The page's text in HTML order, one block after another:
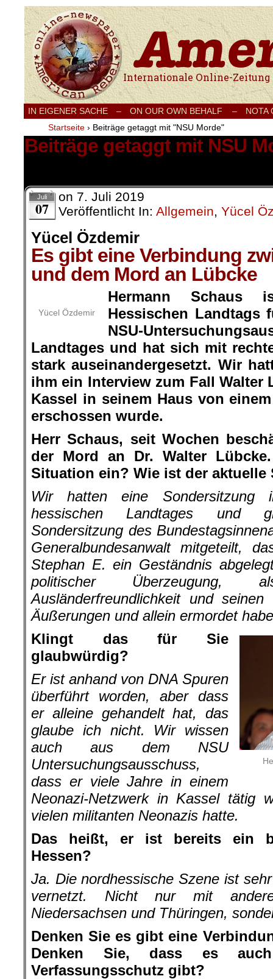
Internationale Onlinezeitung für Frieden,
IN EIGENER SACHE – ON OUR OWN BEHALF –
NOTA
Startseite › Beiträge getaggt mit "NSU Morde"
Beiträge getaggt mit NSU
Juli
07
on 7. Juli 2019
Veröffentlicht In: Allgemein, Yücel
Yücel Özdemir
Es gibt eine Verbindung
und dem Mord an Lübcke
Yücel Özdemir
Hermann Schaus
Hessischen Landtags
NSU-
Landtages und hat sich mit
stark auseinandergesetzt. Wir
ihm ein Interview zum Fall Walter
Kassel in seinem Haus von
erschossen wurde.
Herr Schaus, seit Wochen
der Mord an Dr. Walter
Situation ein? Wie ist der aktuelle
Wir hatten eine Sondersitzung
hessischen Landtages und
Sondersitzung des
Generalbundesanwalt mitgeteilt,
Stephan E. ein Geständnis
politischer Überzeugung,
Ausländerfreundlichkeit und seinen
Äußerungen und allein ermordet
Klingt das für Sie
glaubwürdig?
Er ist anhand von DNA Spuren
überführt worden, aber dass
er alleine gehandelt hat, das
glaube ich nicht. Wir wissen
auch aus dem NSU
Untersuchungsausschuss,
dass er viele Jahre in einem
Neonazi-Netzwerk in Kassel tätig
vielen militanten Neonazis hatte.
Das heißt, er ist bereits ein
Hessen?
Ja. Die nordhessische Szene ist
vernetzt. Nicht nur mit
Niedersachsen und Thüringen,
Denken Sie es gibt eine
Denken Sie, dass es auch
Verfassungsschutz gibt?